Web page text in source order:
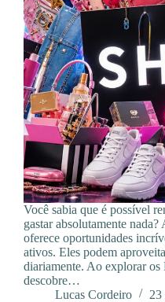
Você sabia que é possível
gastar absolutamente
oferece oportunidades
ativos. Eles podem
diariamente. Ao explorar
descobre…
Lucas Cordeiro
23